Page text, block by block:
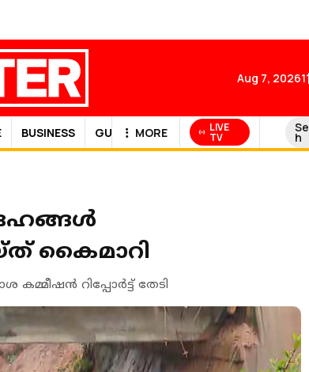
Aug 7, 2026
BUSINESS GULF NEWS
MORE LIVE
TV h
കൈമാറി
റിപ്പോര്‍ട്ട് തേടി